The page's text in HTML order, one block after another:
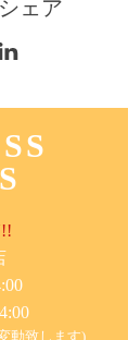
ェア
動致します)